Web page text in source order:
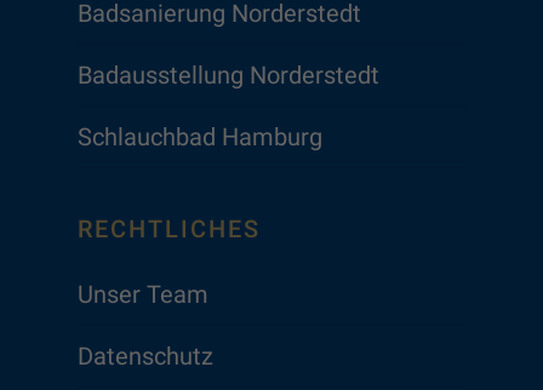
Badsanierung Norderstedt
Badausstellung Norderstedt
Schlauchbad Hamburg
RECHTLICHES
Unser Team
Datenschutz